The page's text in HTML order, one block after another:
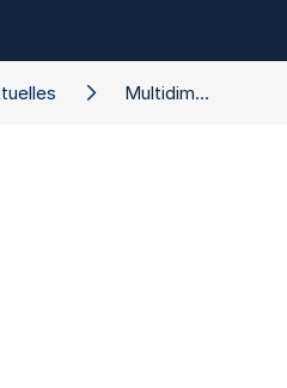
Multidimensionale Finanzierungsstrategien: Finanzielle Restrukturierung und unternehmerischer Wandel im Fokus